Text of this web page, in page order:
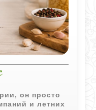
он просто
и летних